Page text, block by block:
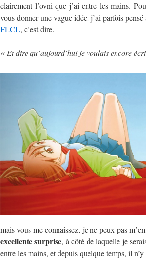
clairement l’ovni que j’ai entre les mains.
vous donner une vague idée, j’ai parfois pensé
FLCL, c’est dire.
« Et dire qu’aujourd’hui je voulais encore
mais vous me connaissez, je ne peux pas
excellente surprise, à côté de laquelle je
entre les mains, et depuis quelque temps, il